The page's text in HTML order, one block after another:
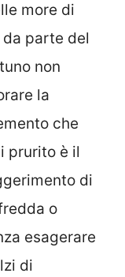
more di
parte del
non
la
che
prurito è il
di
o
esagerare
di